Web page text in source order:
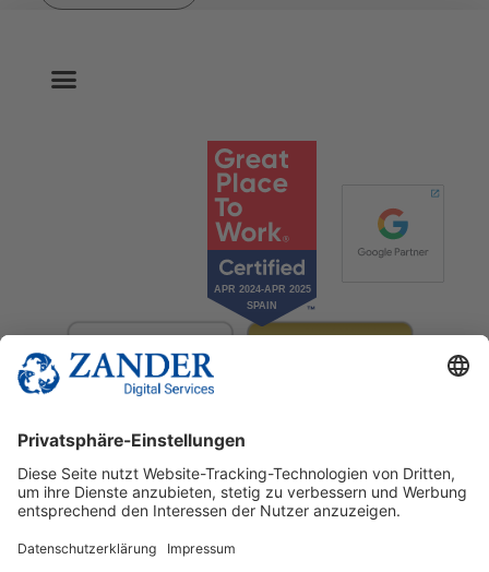
© 2025 Zander Digital Services Deutschland GmbH